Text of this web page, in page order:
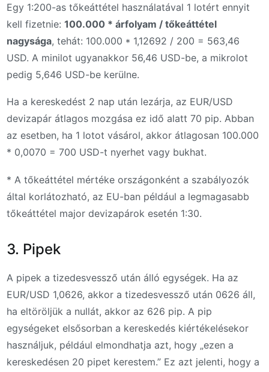
Egy 1:200-as tőkeáttétel használatával 1 lotért ennyit
kell fizetnie: 100.000 * árfolyam / tőkeáttétel
nagysága, tehát: 100.000 * 1,12692 / 200 = 563,46
USD. A minilot ugyanakkor 56,46 USD-be, a mikrolot
pedig 5,646 USD-be kerülne.
Ha a kereskedést 2 nap után lezárja, az EUR/USD
devizapár átlagos mozgása ez idő alatt 70 pip. Abban
az esetben, ha 1 lotot vásárol, akkor átlagosan 100.000
* 0,0070 = 700 USD-t nyerhet vagy bukhat.
* A tőkeáttétel mértéke országonként a szabályozók
által korlátozható, az EU-ban például a legmagasabb
tőkeáttétel major devizapárok esetén 1:30.
3. Pipek
A pipek a tizedesvessző után álló egységek. Ha az
EUR/USD 1,0626, akkor a tizedesvessző után 0626 áll,
ha eltöröljük a nullát, akkor az 626 pip. A pip
egységeket elsősorban a kereskedés kiértékelésekor
használjuk, például elmondhatja azt, hogy „ezen a
kereskedésen 20 pipet kerestem.” Ez azt jelenti, hogy a